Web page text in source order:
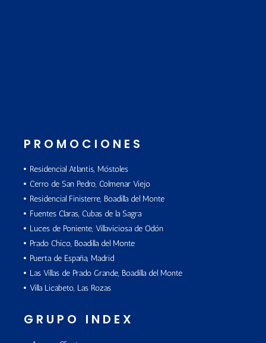
PROMOCIONES
Residencial Atlantis, Móstoles
Cerro de San Pedro, Colmenar Viejo
Residencial Finisterre, Boadilla del Monte
Fuentes Claras, Cubas de la Sagra
Luces de Poniente, Villaviciosa de Odón
Prado Chico, Boadilla del Monte
Puerta de España, Madrid
Las Villas de Prado Grande, Boadilla del Monte
Villa Licabeto, Las Rozas
GRUPO INDEX